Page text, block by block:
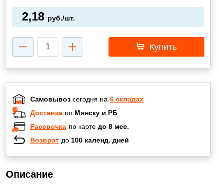
2,18 руб./шт.
Купить
Самовывоз сегодня на 6 складах
Доставка по Минску и РБ
Рассрочка по карте до 8 мес.
Возврат до 100 календ. дней
Описание